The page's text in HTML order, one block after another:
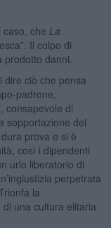
che La
Il colpo di
prodotto danni.
dire ciò che pensa
padrone,
consapevole di
sopportazione dei
prova e si è
così i dipendenti
urlo liberatorio di
perpetrata
la
di una cultura elitaria